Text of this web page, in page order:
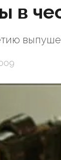
в